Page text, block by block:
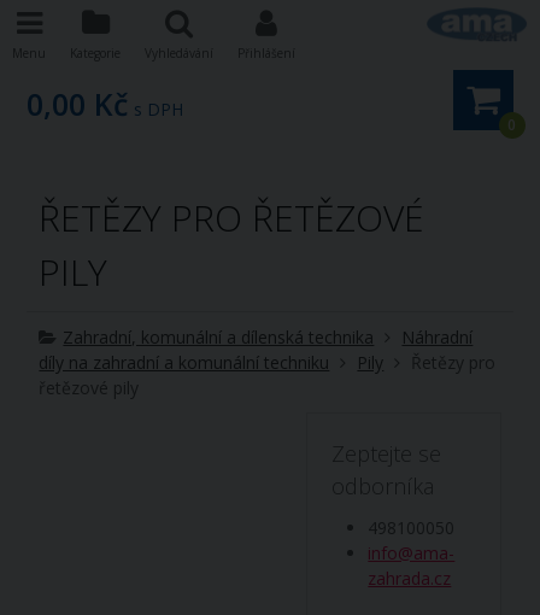
0
0,00 Kč s DPH
ŘETĚZY PRO ŘETĚZOVÉ
PILY
Zahradní, komunální a dílenská technika
Náhradní
díly na zahradní a komunální techniku
Pily
Řetězy pro
řetězové pily
Zeptejte se
odborníka
498100050
info@ama-
zahrada.cz
Menu Kategorie Vyhledávání Přihlášení